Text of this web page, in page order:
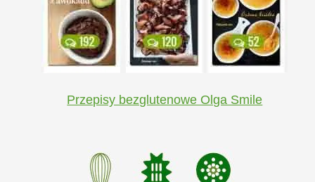
Przepisy bezglutenowe Olga Smile